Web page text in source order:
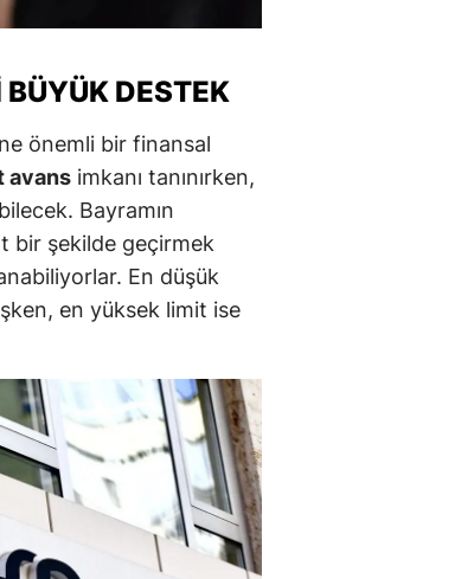
DESTEK
önemli bir finansal
avans imkanı tanınırken,
Bayramın
bir şekilde geçirmek
En düşük
en yüksek limit ise